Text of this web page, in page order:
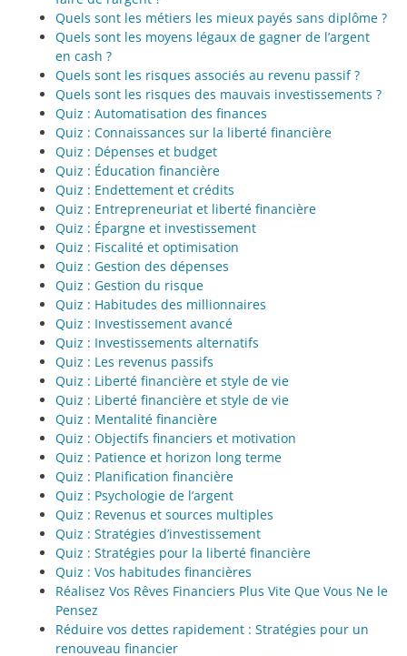
Quels sont les métiers les mieux payés sans diplôme ?
Quels sont les moyens légaux de gagner de l’argent
en cash ?
Quels sont les risques associés au revenu passif ?
Quels sont les risques des mauvais investissements ?
Quiz : Automatisation des finances
Quiz : Connaissances sur la liberté financière
Quiz : Dépenses et budget
Quiz : Éducation financière
Quiz : Endettement et crédits
Quiz : Entrepreneuriat et liberté financière
Quiz : Épargne et investissement
Quiz : Fiscalité et optimisation
Quiz : Gestion des dépenses
Quiz : Gestion du risque
Quiz : Habitudes des millionnaires
Quiz : Investissement avancé
Quiz : Investissements alternatifs
Quiz : Les revenus passifs
Quiz : Liberté financière et style de vie
Quiz : Liberté financière et style de vie
Quiz : Mentalité financière
Quiz : Objectifs financiers et motivation
Quiz : Patience et horizon long terme
Quiz : Planification financière
Quiz : Psychologie de l’argent
Quiz : Revenus et sources multiples
Quiz : Stratégies d’investissement
Quiz : Stratégies pour la liberté financière
Quiz : Vos habitudes financières
Réalisez Vos Rêves Financiers Plus Vite Que Vous Ne le
Pensez
Réduire vos dettes rapidement : Stratégies pour un
renouveau financier